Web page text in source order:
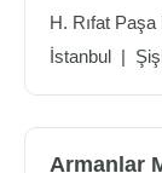
H. Rıfat
İstanbul |
Armanlar